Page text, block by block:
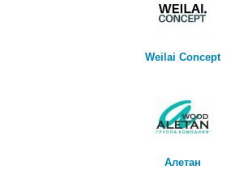
Weilai Concept
Алетан